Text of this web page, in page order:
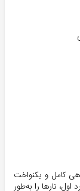
کامل و یکنواخت
تارها را به‌طور